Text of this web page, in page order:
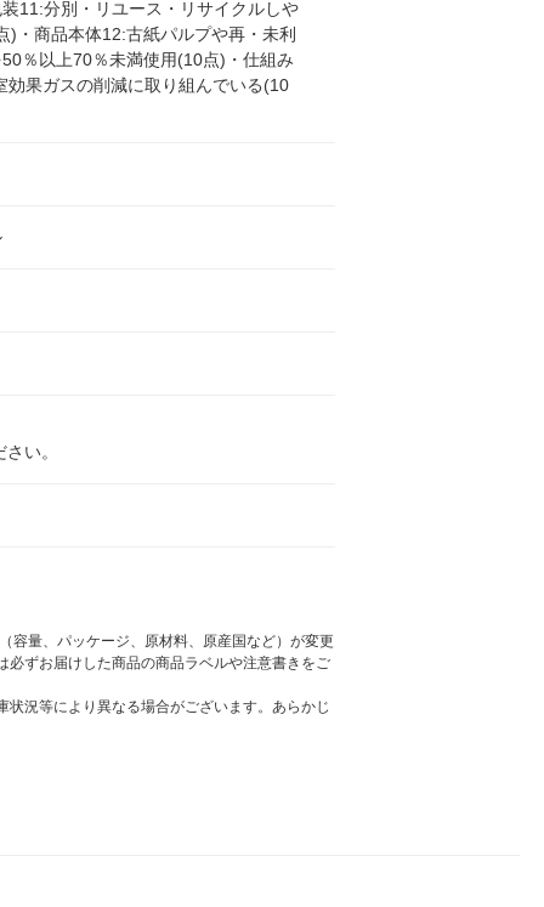
11:分別・リユース・リサイクルしや
)・商品本体12:古紙パルプや再・未利
％以上70％未満使用(10点)・仕組み
効果ガスの削減に取り組んでいる(10
い。
容量、パッケージ、原材料、原産国など）が変更
ずお届けした商品の商品ラベルや注意書きをご
況等により異なる場合がございます。あらかじ